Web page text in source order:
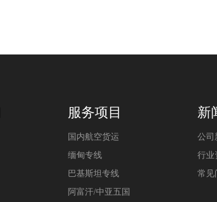
服务项目
国内航空货运
缅甸专线
巴基斯坦专线
阿富汗/中亚五国
新
公司
行业
常见